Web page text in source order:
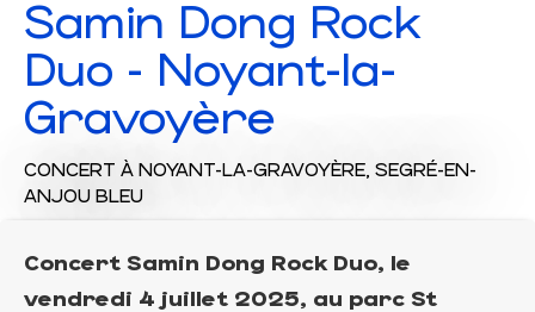
Samin Dong Rock
Duo - Noyant-la-
Gravoyère
CONCERT À NOYANT-LA-GRAVOYÈRE, SEGRÉ-EN-
ANJOU BLEU
Concert Samin Dong Rock Duo, le
vendredi 4 juillet 2025, au parc St